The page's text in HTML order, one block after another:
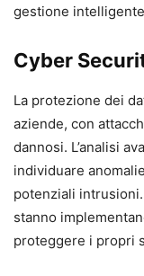
gestione
Cyber
La protezione dei
aziende, con
dannosi. L’analisi
individuare
potenziali
stanno
proteggere i propri